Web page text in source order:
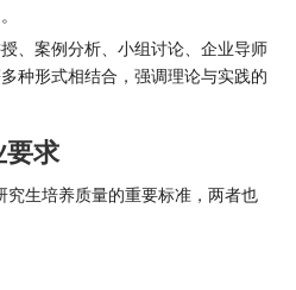
、案例分析、小组讨论、企业导师
种形式相结合，强调理论与实践的
要求
生培养质量的重要标准，两者也